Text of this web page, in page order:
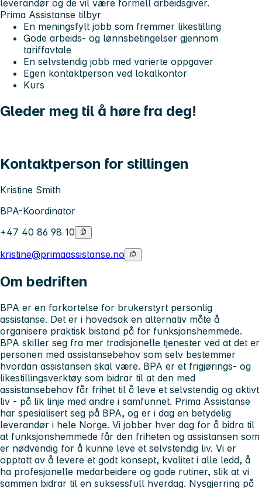
leverandør og de vil være formell arbeidsgiver.
Prima Assistanse tilbyr
En meningsfylt jobb som fremmer likestilling
Gode arbeids- og lønnsbetingelser gjennom
tariffavtale
En selvstendig jobb med varierte oppgaver
Egen kontaktperson ved lokalkontor
Kurs
Gleder meg til å høre fra deg!
Kontaktperson for stillingen
Kristine Smith
BPA-Koordinator
+47 40 86 98 10
kristine@primaassistanse.no
Om bedriften
BPA er en forkortelse for brukerstyrt personlig
assistanse. Det er i hovedsak en alternativ måte å
organisere praktisk bistand på for funksjonshemmede.
BPA skiller seg fra mer tradisjonelle tjenester ved at det er
personen med assistansebehov som selv bestemmer
hvordan assistansen skal være. BPA er et frigjørings- og
likestillingsverktøy som bidrar til at den med
assistansebehov får frihet til å leve et selvstendig og aktivt
liv - på lik linje med andre i samfunnet. Prima Assistanse
har spesialisert seg på BPA, og er i dag en betydelig
leverandør i hele Norge. Vi jobber hver dag for å bidra til
at funksjonshemmede får den friheten og assistansen som
er nødvendig for å kunne leve et selvstendig liv. Vi er
opptatt av å levere et godt konsept, kvalitet i alle ledd, å
ha profesjonelle medarbeidere og gode rutiner, slik at vi
sammen bidrar til en suksessfull hverdag. Nysgjerring på